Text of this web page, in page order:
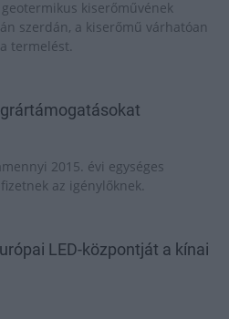
kiserőművének
szerdán, a kiserőmű várhatóan
termelést.
2015. évi egységes
az igénylőknek.
LED-központját a kínai